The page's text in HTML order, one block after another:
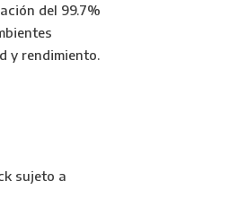
del 99.7%
y rendimiento.
sujeto a